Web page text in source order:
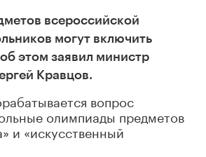
всероссийской
могут включить
этом заявил министр
Кравцов.
вопрос
олимпиады предметов
и «искусственный